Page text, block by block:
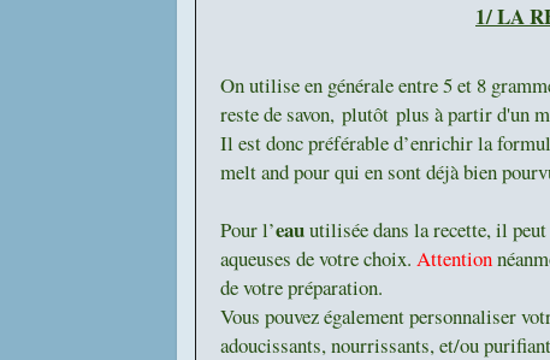
1/ LA
On utilise en générale entre5 et 8
reste de savon, plutôt plus à partir d'un
Il est donc préférable d’enrichir la
melt and pour qui en sont déjà bien
Pour l’eauutilisée dans la recette, il peut
aqueuses de votre choix. Attention
de votre préparation.
Vous pouvez également personnaliser
adoucissants, nourrissants, et/ou